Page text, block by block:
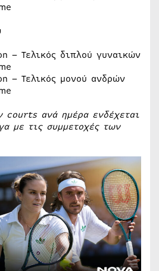
– Τελικός διπλού γυναικών
– Τελικός μονού ανδρών
courts ανά ημέρα ενδέχεται
με τις συμμετοχές των